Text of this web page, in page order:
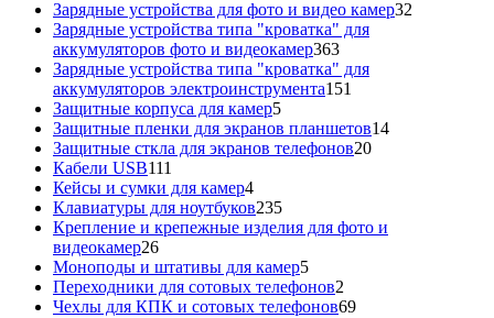
товаров
Зарядные устройства для фото и видео камер32
Зарядные устройства типа "кроватка" для
аккумуляторов фото и видеокамер363363
товара
Зарядные устройства типа "кроватка" для
аккумуляторов электроинструмента151
Защитные корпуса для камер55
товаров
Защитные пленки для экранов планшетов1414
Защитные сткла для экранов телефонов2020
Кабели USB111
товаров
Кейсы и сумки для камер44
товара
Клавиатуры для ноутбуков235235
товаров
Крепление и крепежные изделия для фото и
видеокамер2626
товаров
Моноподы и штативы для камер55
товаров
Переходники для сотовых телефонов2
товара
Чехлы для КПК и сотовых телефонов6969